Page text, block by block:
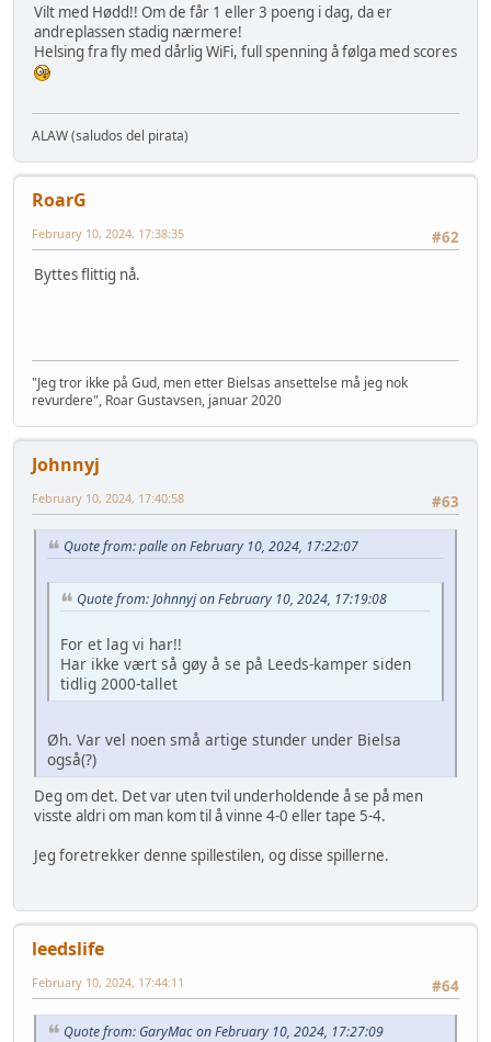
Vilt med Hødd!! Om de får 1 eller 3 poeng i dag, da er
andreplassen stadig nærmere!
Helsing fra fly med dårlig WiFi, full spenning å følga med scores
ALAW (saludos del pirata)
RoarG
#62
February 10, 2024, 17:38:35
Byttes flittig nå.
"Jeg tror ikke på Gud, men etter Bielsas ansettelse må jeg nok
revurdere", Roar Gustavsen, januar 2020
Johnnyj
#63
February 10, 2024, 17:40:58
Quote from: palle on February 10, 2024, 17:22:07
Quote from: Johnnyj on February 10, 2024, 17:19:08
For et lag vi har!!
Har ikke vært så gøy å se på Leeds-kamper siden
tidlig 2000-tallet
Øh. Var vel noen små artige stunder under Bielsa
også(?)
Deg om det. Det var uten tvil underholdende å se på men
visste aldri om man kom til å vinne 4-0 eller tape 5-4.
Jeg foretrekker denne spillestilen, og disse spillerne.
leedslife
#64
February 10, 2024, 17:44:11
Quote from: GaryMac on February 10, 2024, 17:27:09